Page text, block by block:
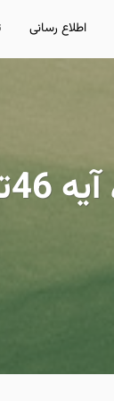
اطلاع رسانی